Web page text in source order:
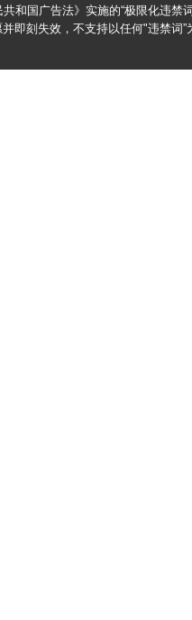
和国广告法》实施的“极限化违禁
即刻失效，不支持以任何"违禁词